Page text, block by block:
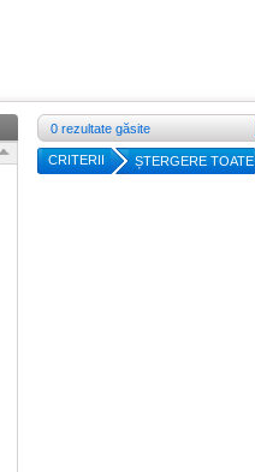
0 rezultate găsite
CRITERII ȘTERGERE TOATE